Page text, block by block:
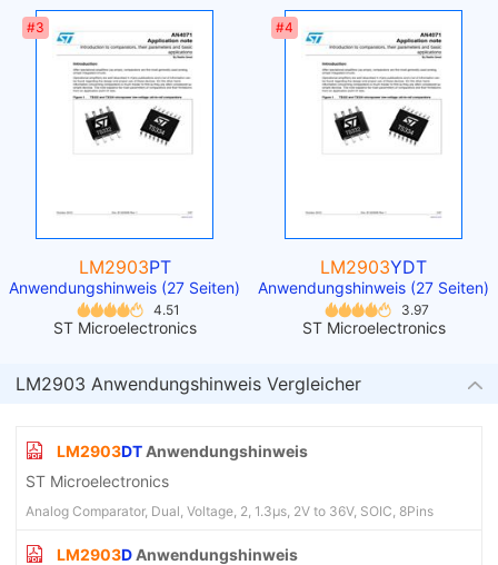
#3
LM2903PT
Anwendungshinweis (27 Seiten)
4.51
ST Microelectronics
#4
LM2903YDT
Anwendungshinweis (27 Seiten)
3.97
ST Microelectronics
LM2903 Anwendungshinweis Vergleicher
LM2903DTAnwendungshinweis
ST Microelectronics
Analog Comparator, Dual, Voltage, 2, 1.3µs, 2V to 36V, SOIC, 8Pins
LM2903DAnwendungshinweis